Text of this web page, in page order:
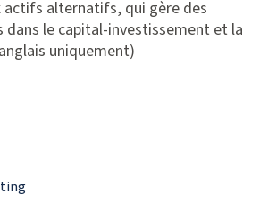
actifs alternatifs, qui gère des
dans le capital-investissement et la
uniquement)